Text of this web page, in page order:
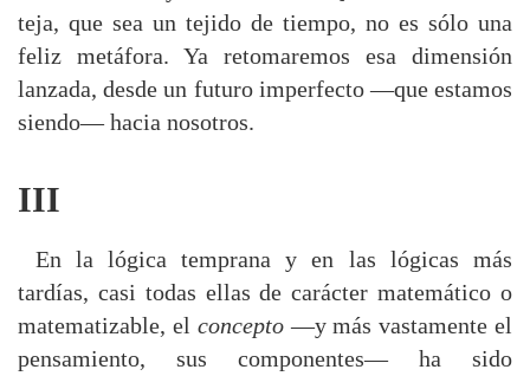
teja, que sea un tejido de tiempo, no es sólo una
feliz metáfora. Ya retomaremos esa dimensión
lanzada, desde un futuro imperfecto —que estamos
siendo— hacia nosotros.
III
En la lógica temprana y en las lógicas más
tardías, casi todas ellas de carácter matemático o
matematizable, el concepto—y más vastamente el
pensamiento, sus componentes— ha sido